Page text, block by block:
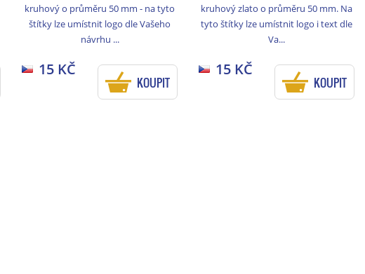
kruhový o průměru 50 mm - na tyto
štítky lze umístnit logo dle Vašeho
návrhu ...
15 KČ
KOUPIT
kruhový zlato o průměru 50 mm. Na
tyto štítky lze umístnit logo i text dle
Va...
15 KČ
KOUPIT